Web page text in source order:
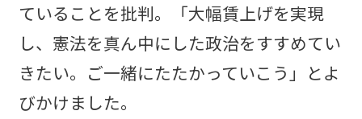
ていることを批判。「大幅賃上げを実現
し、憲法を真ん中にした政治をすすめてい
きたい。ご一緒にたたかっていこう」とよ
びかけました。